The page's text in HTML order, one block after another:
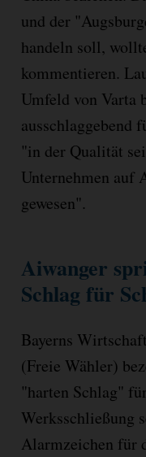
und der
handeln soll,
kommentieren.
Umfeld von Varta
ausschlaggebend
"in der Qualität
Unternehmen auf
gewesen".
Aiwanger
Schlag für
Bayerns
(Freie Wähler)
"harten Schlag"
Werksschließung
Alarmzeichen für